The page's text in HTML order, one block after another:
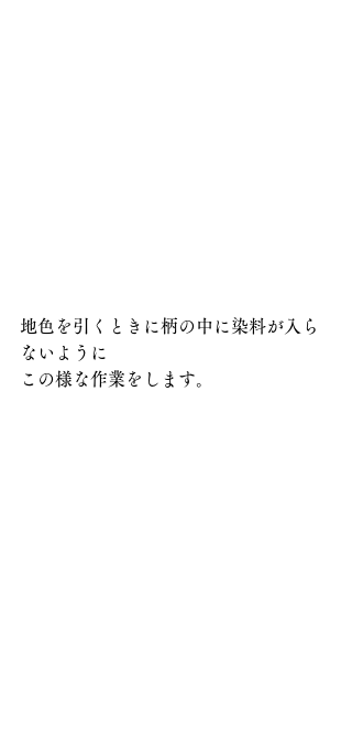
地色を引くときに柄の中に染料が入ら
ないように
この様な作業をします。